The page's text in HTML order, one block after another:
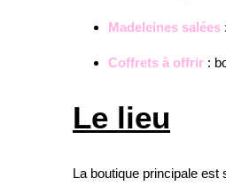
Madeleines salées
Coffrets à offrir :
Le lieu
La boutique principale